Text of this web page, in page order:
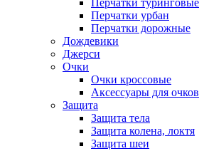
Перчатки туринговые
Перчатки урбан
Перчатки дорожные
Дождевики
Джерси
Очки
Очки кроссовые
Аксессуары для очков
Защита
Защита тела
Защита колена, локтя
Защита шеи